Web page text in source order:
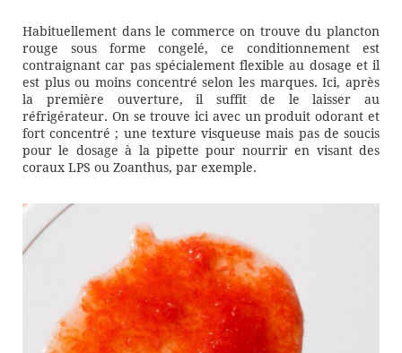
Habituellement dans le commerce on trouve du plancton
rouge sous forme congelé, ce conditionnement est
contraignant car pas spécialement flexible au dosage et il
est plus ou moins concentré selon les marques. Ici, après
la première ouverture, il suffit de le laisser au
réfrigérateur. On se trouve ici avec un produit odorant et
fort concentré ; une texture visqueuse mais pas de soucis
pour le dosage à la pipette pour nourrir en visant des
coraux LPS ou Zoanthus, par exemple.